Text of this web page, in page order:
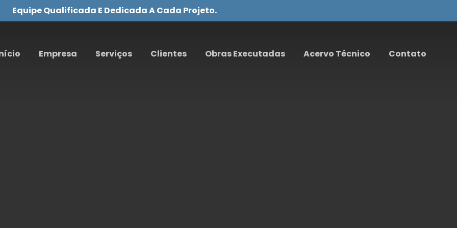
Equipe Qualificada E Dedicada A Cada Projeto.
Empresa Serviços Clientes Obras Executadas Acervo Técnico Contato